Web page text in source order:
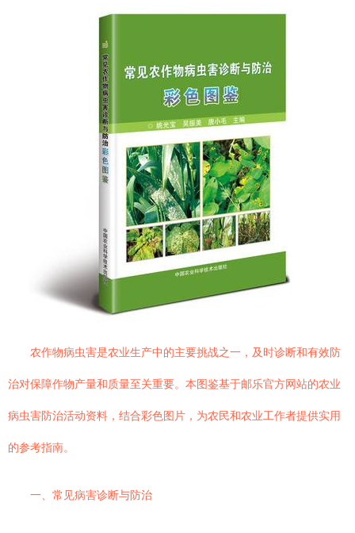
农作物病虫害是农业生产中的主要挑战之一，及时诊断和有效防
治对保障作物产量和质量至关重要。本图鉴基于邮乐官方网站的农业
病虫害防治活动资料，结合彩色图片，为农民和农业工作者提供实用
的参考指南。
一、常见病害诊断与防治